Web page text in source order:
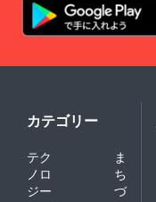
カテゴリー
テク
ノロ
ジー
ま
ち
づ